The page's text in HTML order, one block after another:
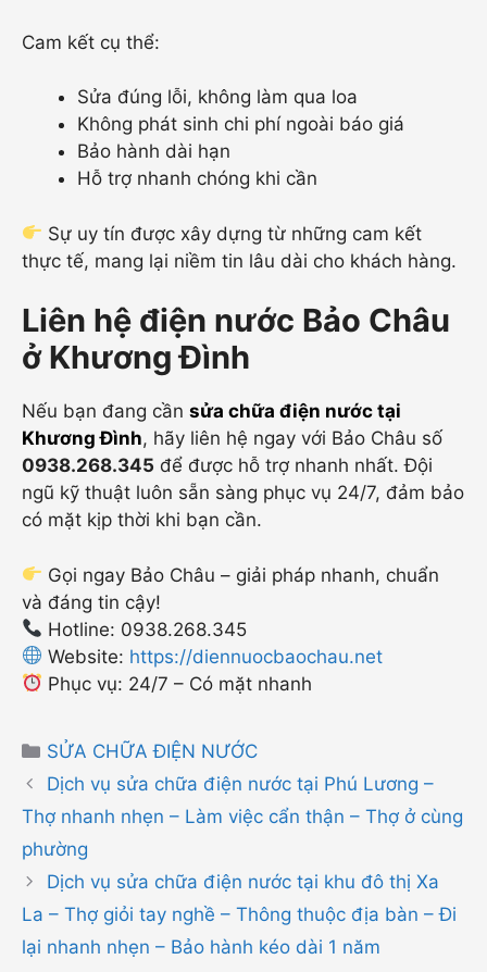
Cam kết cụ thể:
Sửa đúng lỗi, không làm qua loa
Không phát sinh chi phí ngoài báo giá
Bảo hành dài hạn
Hỗ trợ nhanh chóng khi cần
Sự uy tín được xây dựng từ những cam kết
thực tế, mang lại niềm tin lâu dài cho khách hàng.
Liên hệ điện nước Bảo Châu
ở Khương Đình
Nếu bạn đang cần sửa chữa điện nước tại
Khương Đình, hãy liên hệ ngay với Bảo Châu số
0938.268.345 để được hỗ trợ nhanh nhất. Đội
ngũ kỹ thuật luôn sẵn sàng phục vụ 24/7, đảm bảo
có mặt kịp thời khi bạn cần.
Gọi ngay Bảo Châu – giải pháp nhanh, chuẩn
và đáng tin cậy!
Hotline: 0938.268.345
Website: https://diennuocbaochau.net
Phục vụ: 24/7 – Có mặt nhanh
Danh
mục
SỬA CHỮA ĐIỆN NƯỚC
Dịch vụ sửa chữa điện nước tại Phú Lương –
Thợ nhanh nhẹn – Làm việc cẩn thận – Thợ ở cùng
phường
Dịch vụ sửa chữa điện nước tại khu đô thị Xa
La – Thợ giỏi tay nghề – Thông thuộc địa bàn – Đi
lại nhanh nhẹn – Bảo hành kéo dài 1 năm